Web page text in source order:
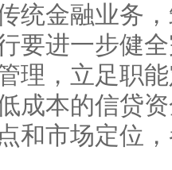
统金融业务
要进一步健
理，立足职
成本的信贷
和市场定位